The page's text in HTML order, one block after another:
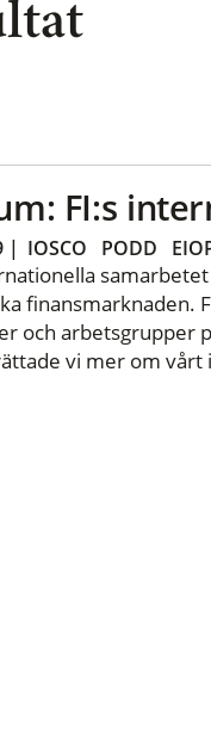
FI:s
| IOSCO PODD
finansmarknaden.
och arbetsgrupper
vi mer om vårt